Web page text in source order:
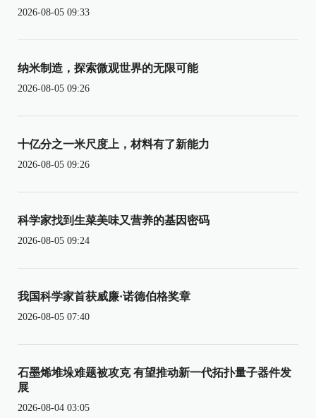
2026-08-05 09:33
纳米制造，探索微观世界的无限可能
2026-08-05 09:26
十亿分之一米尺度上，材料有了新能力
2026-08-05 09:26
科学家找到生菜美味又营养的基因密码
2026-08-05 09:24
我国科学家首获威廉·诺德伯格奖章
2026-08-05 07:40
石墨烯堆垛难题被攻克 有望推动新一代拓扑量子器件发
展
2026-08-04 03:05